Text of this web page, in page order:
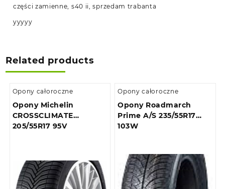
części zamienne, s40 ii, sprzedam trabanta
yyyyy
Related products
Opony całoroczne
Opony Michelin
CROSSCLIMATE
205/55R17 95V
Opony całoroczne
Opony Roadmarch
Prime A/S 235/55R17
103W